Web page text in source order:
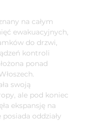
na całym
ewakuacyjnych,
do drzwi,
kontroli
ponad
swoją
ale pod koniec
ekspansję na
oddziały